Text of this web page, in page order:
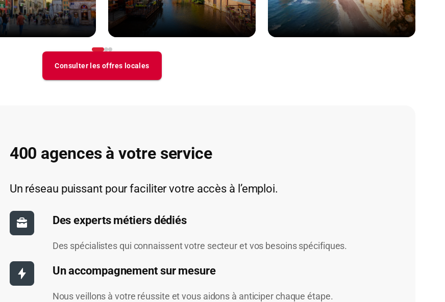
400 agences à votre service
Un réseau puissant pour faciliter votre accès à l’emploi.
Des experts métiers dédiés
Des spécialistes qui connaissent votre secteur et vos besoins spécifiques.
Un accompagnement sur mesure
Nous veillons à votre réussite et vous aidons à anticiper chaque étape.